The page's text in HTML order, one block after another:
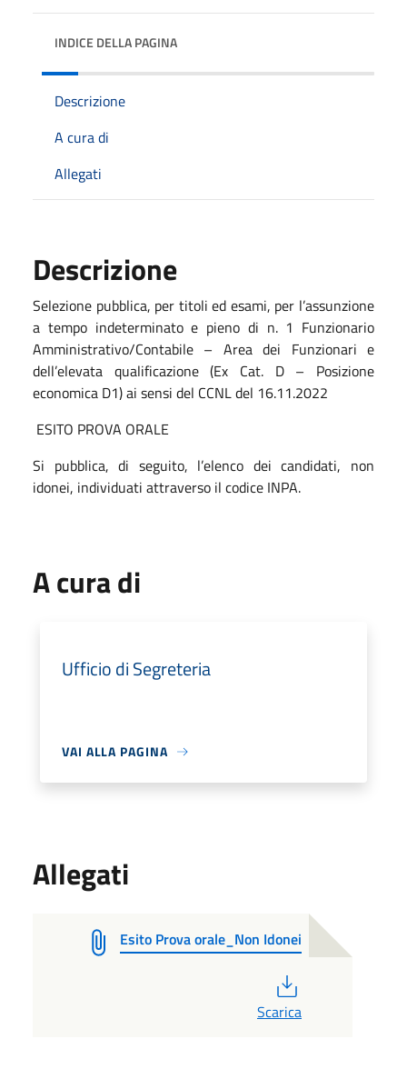
INDICE DELLA PAGINA
Descrizione
A cura di
Allegati
Descrizione
Selezione pubblica, per titoli ed esami, per l’assunzione
a tempo indeterminato e pieno di n. 1 Funzionario
Amministrativo/Contabile – Area dei Funzionari e
dell’elevata qualificazione (Ex Cat. D – Posizione
economica D1) ai sensi del CCNL del 16.11.2022
ESITO PROVA ORALE
Si pubblica, di seguito, l’elenco dei candidati, non
idonei, individuati attraverso il codice INPA.
A cura di
Ufficio di Segreteria
VAI ALLA PAGINA
Allegati
Esito Prova orale_Non Idonei
Scarica